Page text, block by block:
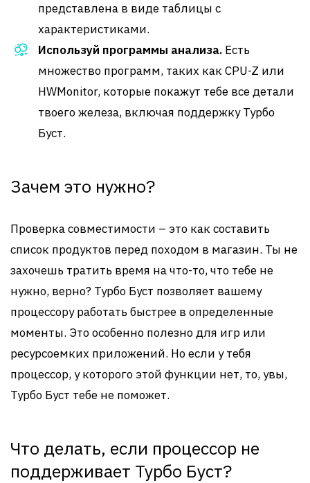
представлена в виде таблицы с
характеристиками.
Используй программы анализа. Есть
множество программ, таких как CPU-Z или
HWMonitor, которые покажут тебе все детали
твоего железа, включая поддержку Турбо
Буст.
Зачем это нужно?
Проверка совместимости – это как составить
список продуктов перед походом в магазин. Ты не
захочешь тратить время на что-то, что тебе не
нужно, верно? Турбо Буст позволяет вашему
процессору работать быстрее в определенные
моменты. Это особенно полезно для игр или
ресурсоемких приложений. Но если у тебя
процессор, у которого этой функции нет, то, увы,
Турбо Буст тебе не поможет.
Что делать, если процессор не
поддерживает Турбо Буст?